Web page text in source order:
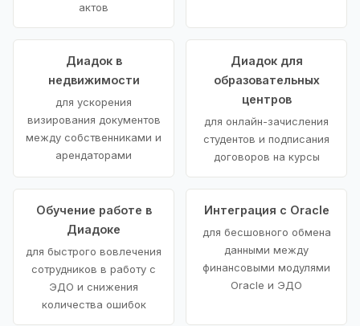
актов
Диадок в
недвижимости
для ускорения
визирования документов
между собственниками и
арендаторами
Диадок для
образовательных
центров
для онлайн-зачисления
студентов и подписания
договоров на курсы
Обучение работе в
Диадоке
для быстрого вовлечения
сотрудников в работу с
ЭДО и снижения
количества ошибок
Интеграция с Oracle
для бесшовного обмена
данными между
финансовыми модулями
Oracle и ЭДО